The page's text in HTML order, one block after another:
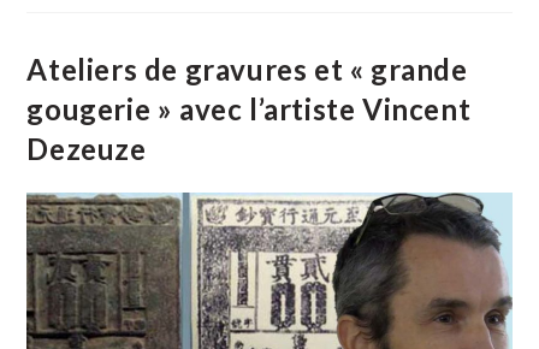
Ateliers de gravures et « grande
gougerie » avec l’artiste Vincent
Dezeuze